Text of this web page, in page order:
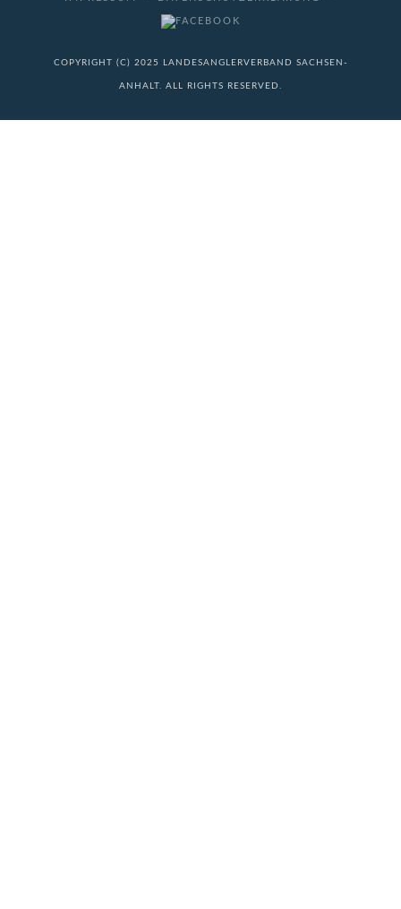
COPYRIGHT (C) 2025 LANDESANGLERVERBAND SACHSEN-
ANHALT. ALL RIGHTS RESERVED.